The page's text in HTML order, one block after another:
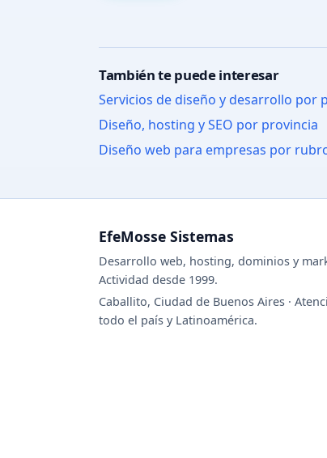
También te puede interesar
Servicios de diseño y desarrollo por
Diseño, hosting y SEO por provincia
Diseño web para empresas por
EfeMosse Sistemas
Desarrollo web, hosting, dominios y
Actividad desde 1999.
Caballito, Ciudad de Buenos Aires ·
todo el país y Latinoamérica.